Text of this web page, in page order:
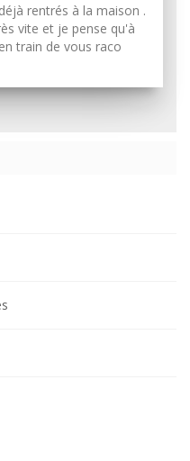
rentrés à la maison .
vite et je pense qu'à
train de vous raco